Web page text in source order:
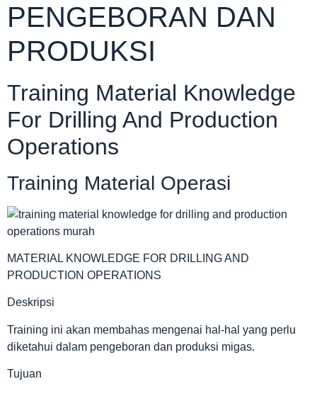
PENGEBORAN DAN
PRODUKSI
Training Material Knowledge
For Drilling And Production
Operations
Training Material Operasi
MATERIAL KNOWLEDGE FOR DRILLING AND
PRODUCTION OPERATIONS
Deskripsi
Training ini akan membahas mengenai hal-hal yang perlu
diketahui dalam pengeboran dan produksi migas.
Tujuan